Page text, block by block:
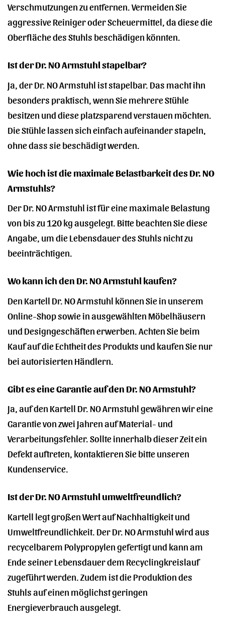
Verschmutzungen zu entfernen. Vermeiden Sie
aggressive Reiniger oder Scheuermittel, da diese die
Oberfläche des Stuhls beschädigen könnten.
Ist der Dr. NO Armstuhl stapelbar?
Ja, der Dr. NO Armstuhl ist stapelbar. Das macht ihn
besonders praktisch, wenn Sie mehrere Stühle
besitzen und diese platzsparend verstauen möchten.
Die Stühle lassen sich einfach aufeinander stapeln,
ohne dass sie beschädigt werden.
Wie hoch ist die maximale Belastbarkeit des Dr. NO
Armstuhls?
Der Dr. NO Armstuhl ist für eine maximale Belastung
von bis zu 120 kg ausgelegt. Bitte beachten Sie diese
Angabe, um die Lebensdauer des Stuhls nicht zu
beeinträchtigen.
Wo kann ich den Dr. NO Armstuhl kaufen?
Den Kartell Dr. NO Armstuhl können Sie in unserem
Online-Shop sowie in ausgewählten Möbelhäusern
und Designgeschäften erwerben. Achten Sie beim
Kauf auf die Echtheit des Produkts und kaufen Sie nur
bei autorisierten Händlern.
Gibt es eine Garantie auf den Dr. NO Armstuhl?
Ja, auf den Kartell Dr. NO Armstuhl gewähren wir eine
Garantie von zwei Jahren auf Material- und
Verarbeitungsfehler. Sollte innerhalb dieser Zeit ein
Defekt auftreten, kontaktieren Sie bitte unseren
Kundenservice.
Ist der Dr. NO Armstuhl umweltfreundlich?
Kartell legt großen Wert auf Nachhaltigkeit und
Umweltfreundlichkeit. Der Dr. NO Armstuhl wird aus
recycelbarem Polypropylen gefertigt und kann am
Ende seiner Lebensdauer dem Recyclingkreislauf
zugeführt werden. Zudem ist die Produktion des
Stuhls auf einen möglichst geringen
Energieverbrauch ausgelegt.